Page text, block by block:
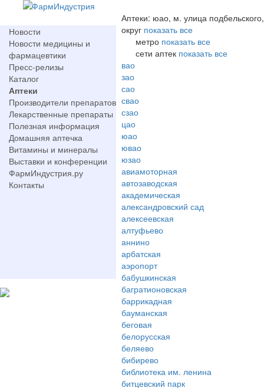
Новости
Новости медицины и
фармацевтики
Пресс-релизы
Каталог
Аптеки
Производители препаратов
Лекарственные препараты
Полезная информация
Домашняя аптечка
Витамины и минералы
Выставки и конференции
ФармИндустрия.ру
Контакты
Аптеки: юао, м. улица
округ показать все
метро показать все
сети аптек показать все
вао
зао
сао
свао
сзао
цао
юао
ювао
юзао
авиамоторная
автозаводская
академическая
александровский сад
алексеевская
алтуфьево
аннино
арбатская
аэропорт
бабушкинская
багратионовская
баррикадная
бауманская
беговая
белорусская
беляево
бибирево
библиотека им. ленина
битцевский парк